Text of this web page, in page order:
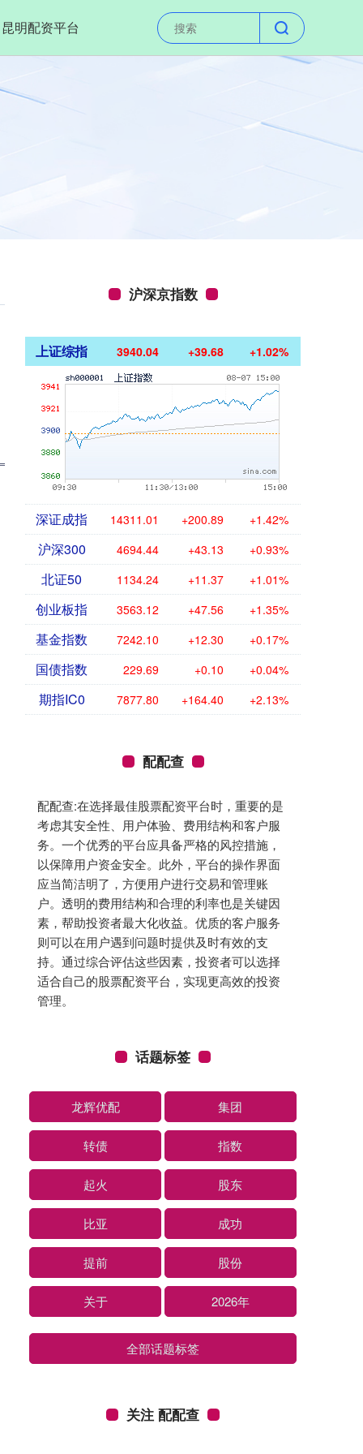
昆明配资平台
沪深京指数
上证综指 3940.04 +39.68 +1.02%
深证成指 14311.01 +200.89 +1.42%
沪深300 4694.44 +43.13 +0.93%
北证50 1134.24 +11.37 +1.01%
创业板指 3563.12 +47.56 +1.35%
基金指数 7242.10 +12.30 +0.17%
国债指数 229.69 +0.10 +0.04%
期指IC0 7877.80 +164.40 +2.13%
配配查
配配查:在选择最佳股票配资平台时，重要的是
考虑其安全性、用户体验、费用结构和客户服
务。一个优秀的平台应具备严格的风控措施，
以保障用户资金安全。此外，平台的操作界面
应当简洁明了，方便用户进行交易和管理账
户。透明的费用结构和合理的利率也是关键因
素，帮助投资者最大化收益。优质的客户服务
则可以在用户遇到问题时提供及时有效的支
持。通过综合评估这些因素，投资者可以选择
适合自己的股票配资平台，实现更高效的投资
管理。
话题标签
龙辉优配 集团
转债 指数
起火 股东
比亚 成功
提前 股份
关于 2026年
全部话题标签
关注 配配查